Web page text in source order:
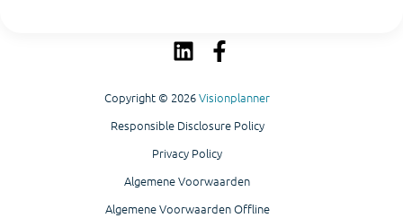
Copyright © 2026Visionplanner
Responsible Disclosure Policy
Privacy Policy
Algemene Voorwaarden
Algemene Voorwaarden Offline